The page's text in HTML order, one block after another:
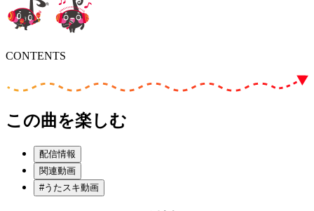
CONTENTS
この曲を楽しむ
配信情報
関連動画
#うたスキ動画